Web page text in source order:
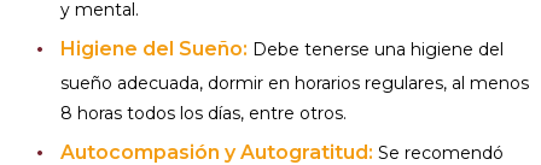
y mental.
Higiene del Sueño: Debe tenerse una higiene del
sueño adecuada, dormir en horarios regulares, al menos
8 horas todos los días, entre otros.
Autocompasión y Autogratitud: Se recomendó